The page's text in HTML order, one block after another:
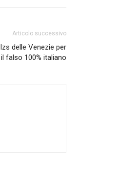
Articolo successivo
delle Venezie per
falso 100% italiano